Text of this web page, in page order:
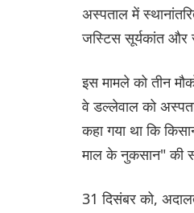
अस्पताल में
जस्टिस सूर्यकांत और
इस मामले को तीन
वे डल्लेवाल को
कहा गया था कि
माल के नुकसान" की
31 दिसंबर को,